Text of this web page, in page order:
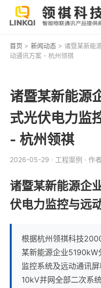
首页 > 新闻动态 > 诸暨某新能
动通讯方案 - 杭州领祺
诸暨某新能源
式光伏电力监
- 杭州领祺
2026-05-29 · 工程案例 · 作
诸暨某新能源企
伏电力监控与远
根据杭州领祺科技
某新能源企业5190kW
监控系统及远动通讯
10kV并网全部二次系